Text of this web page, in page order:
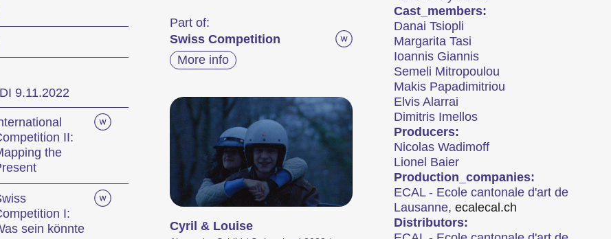
9.11.2022
II:
the
I:
sein könnte
Part of:
Swiss Competition
More info
Cyril & Louise
Cast_members:
Danai Tsiopli
Margarita Tasi
Ioannis Giannis
Semeli Mitropoulou
Makis Papadimitriou
Elvis Alarrai
Dimitris Imellos
Producers:
Nicolas Wadimoff
Lionel Baier
Production_companies:
ECAL - Ecole cantonale d'art de
Lausanne, ecal ecal.ch
Distributors: